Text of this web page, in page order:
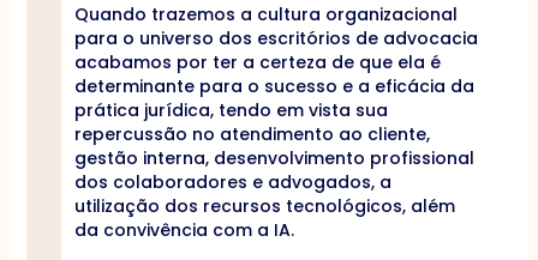
Quando trazemos a cultura organizacional
para o universo dos escritórios de advocacia
acabamos por ter a certeza de que ela é
determinante para o sucesso e a eficácia da
prática jurídica, tendo em vista sua
repercussão no atendimento ao cliente,
gestão interna, desenvolvimento profissional
dos colaboradores e advogados, a
utilização dos recursos tecnológicos, além
da convivência com a IA.